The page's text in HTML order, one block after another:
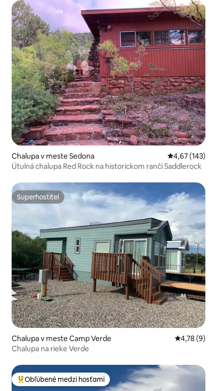
Chalupa v meste Sedona Priemerné
4,67 (143)
Útulná chalupa Red Rock na historickom ranči Saddlerock
Superhostiteľ
Superhostiteľ
Chalupa v meste Camp Verde Priemerné
4,78 (9)
Chalupa na rieke Verde
Najobľúbenejšie medzi hosťami
Obľúbené medzi hosťami